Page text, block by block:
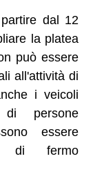
dal 12
la platea
può essere
all'attività di
i veicoli
persone
essere
di fermo